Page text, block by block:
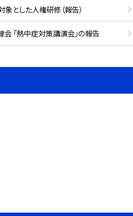
とした人権研修（報告）
「熱中症対策講演会」の報告